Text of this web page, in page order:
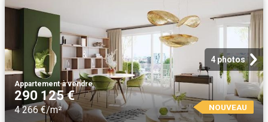
4 photos
Appartement·à vendre
290 125 €
4 266 €/m² NOUVEAU